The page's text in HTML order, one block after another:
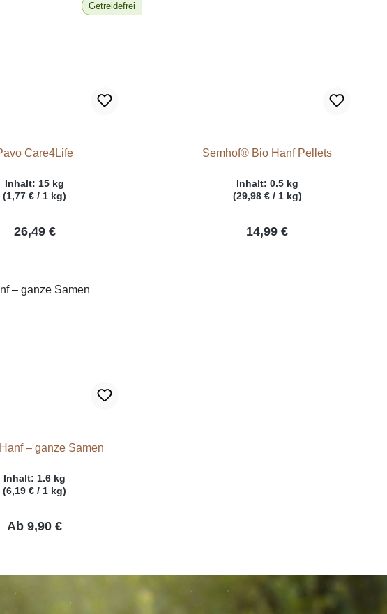
Getreidefrei
Care4Life
Inhalt:15 kg
(1,77 € / 1 kg)
26,49 €
Semhof® Bio Hanf Pellets
Inhalt: 0.5 kg
(29,98 € / 1 kg)
14,99 €
– ganze Samen
Inhalt:1.6 kg
(6,19 € / 1 kg)
Ab9,90 €